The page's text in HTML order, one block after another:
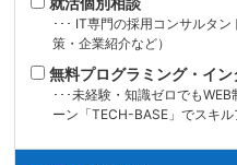
･･･ IT専門の採用コンサルタ
策・企業紹介など）
無料プログラミング・イン
･･･未経験・知識ゼロでも
ーン「TECH-BASE」でスキル